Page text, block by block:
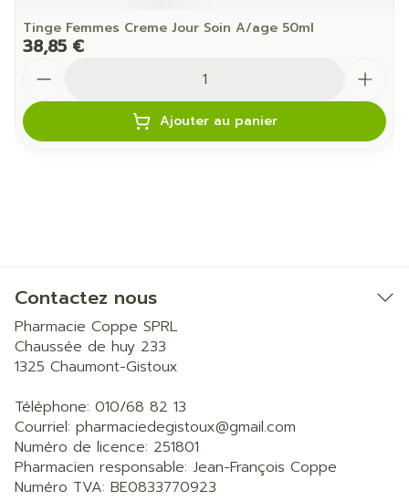
Tinge Femmes Creme Jour Soin A/age 50ml
38,85 €
Ajouter au panier
Contactez nous
Pharmacie Coppe SPRL
Chaussée de huy 233
1325 Chaumont-Gistoux
Téléphone: 010/68 82 13
Courriel: pharmaciedegistoux@gmail.com
Numéro de licence: 251801
Pharmacien responsable: Jean-François Coppe
Numéro TVA: BE0833770923